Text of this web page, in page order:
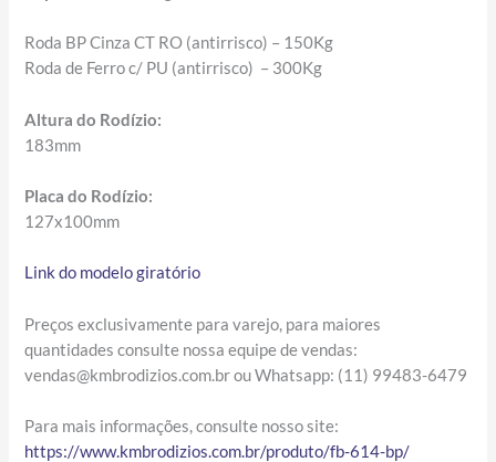
Roda BP Cinza CT RO (antirrisco) – 150Kg
Roda de Ferro c/ PU (antirrisco) – 300Kg
Altura do Rodízio:
183mm
Placa do Rodízio:
127x100mm
Link do modelo giratório
Preços exclusivamente para varejo, para maiores
quantidades consulte nossa equipe de vendas:
vendas@kmbrodizios.com.br ou Whatsapp: (11) 99483-6479
Para mais informações, consulte nosso site:
https://www.kmbrodizios.com.br/produto/fb-614-bp/